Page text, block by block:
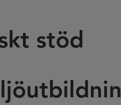
stöd